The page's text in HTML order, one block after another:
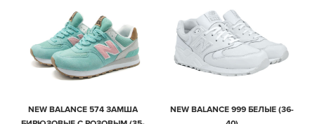
NEW BALANCE 574 ЗАМША
NEW BALANCE 999 БЕЛЫЕ (36-